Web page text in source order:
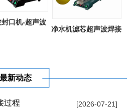
封口机-超声波
净水机滤芯超声波焊接
最新动态
[2026-07-21]
过程